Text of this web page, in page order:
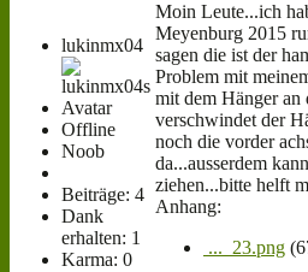
lukinmx04
Offline
Noob
Beiträge: 4
Dank
erhalten: 1
Karma: 0
Moin Leute...ich
Meyenburg 2015
sagen die ist der
Problem mit
mit dem Hänger an
verschwindet der
noch die vorder
da...ausserdem
ziehen...bitte helft
Anhang:
..._23.png